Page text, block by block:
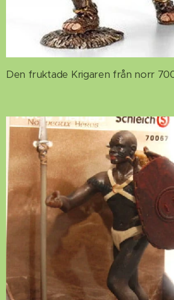
Den fruktade Krigaren från norr